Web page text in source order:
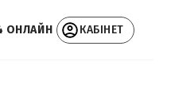
ОНЛАЙН КАБІНЕТ